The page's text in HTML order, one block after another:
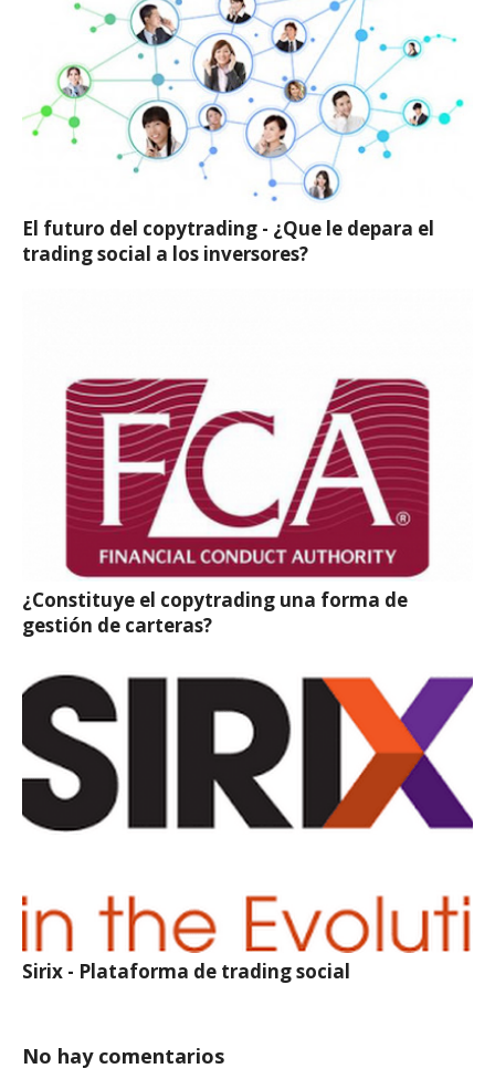
El futuro del copytrading - ¿Que le depara el
trading social a los inversores?
¿Constituye el copytrading una forma de
gestión de carteras?
Sirix - Plataforma de trading social
No hay comentarios